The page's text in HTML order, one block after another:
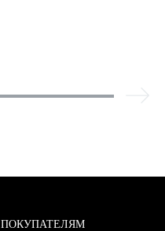
ПОКУПАТЕЛЯМ